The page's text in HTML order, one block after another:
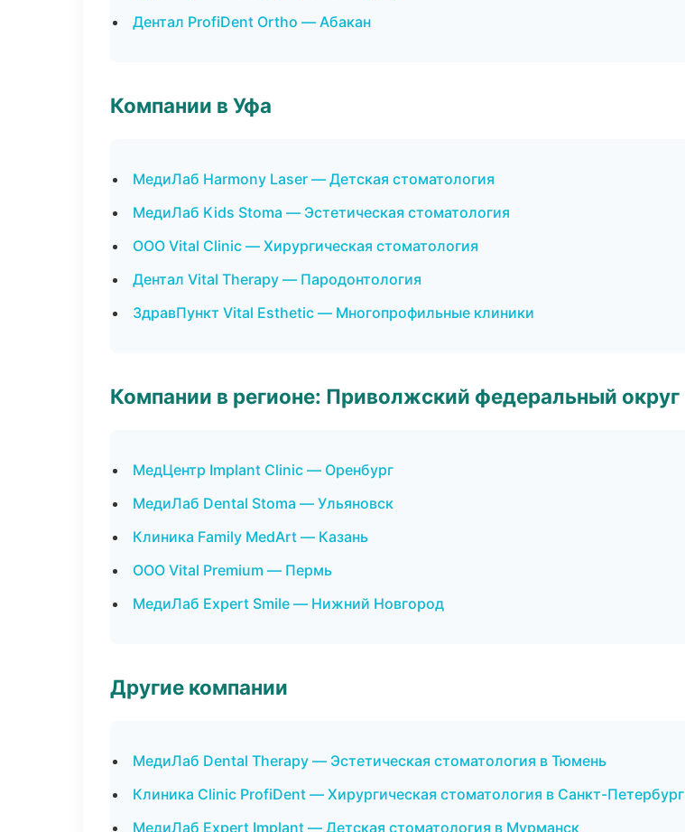
Дентал ProfiDent Ortho — Абакан
Компании в Уфа
МедиЛаб Harmony Laser — Детская стоматология
МедиЛаб Kids Stoma — Эстетическая стоматология
ООО Vital Clinic — Хирургическая стоматология
Дентал Vital Therapy — Пародонтология
ЗдравПункт Vital Esthetic — Многопрофильные клиники
Компании в регионе: Приволжский федеральный округ
МедЦентр Implant Clinic — Оренбург
МедиЛаб Dental Stoma — Ульяновск
Клиника Family MedArt — Казань
ООО Vital Premium — Пермь
МедиЛаб Expert Smile — Нижний Новгород
Другие компании
МедиЛаб Dental Therapy — Эстетическая стоматология в Тюмень
Клиника Clinic ProfiDent — Хирургическая стоматология в Санкт-Петербург
МедиЛаб Expert Implant — Детская стоматология в Мурманск